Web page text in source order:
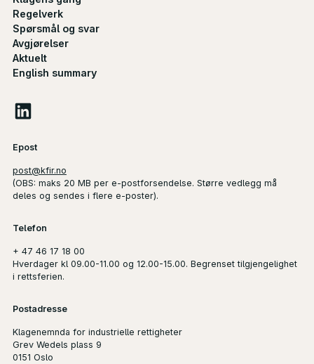
Regelverk
Spørsmål og svar
Avgjørelser
Aktuelt
English summary
Epost
post@kfir.no
(OBS: maks 20 MB per e-postforsendelse. Større vedlegg må
deles og sendes i flere e-poster).
Telefon
+ 47 46 17 18 00
Hverdager kl 09.00-11.00 og 12.00-15.00. Begrenset tilgjengelighet
i rettsferien.
Postadresse
Klagenemnda for industrielle rettigheter
Grev Wedels plass 9
0151 Oslo